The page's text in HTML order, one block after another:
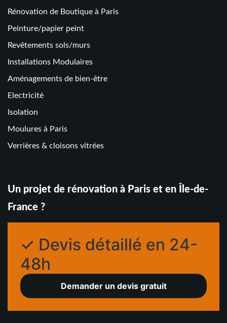
Rénovation de Boutique à Paris
Peinture/papier peint
Revêtements sols/murs
Installations Modulaires
Aménagements de bien-être
Electricité
Isolation
Moulures à Paris
Verrières & cloisons vitrées
Un projet de rénovation à Paris et en Île-de-
France ?
✓ Devis détaillé en 24-
48h
Demander un devis gratuit